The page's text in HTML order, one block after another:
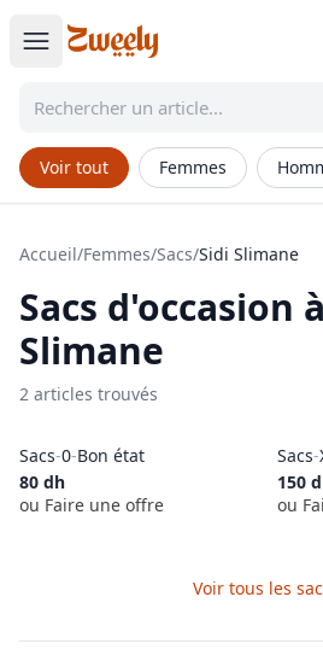
Voir tout Femmes
Accueil/Femmes/Sacs/Sidi Slimane
Sacs d'occasion à
Slimane
2 articles trouvés
Sacs-0-Bon état
80 dh
ou Faire une offre
Sacs-
150
ou
Voir tous les